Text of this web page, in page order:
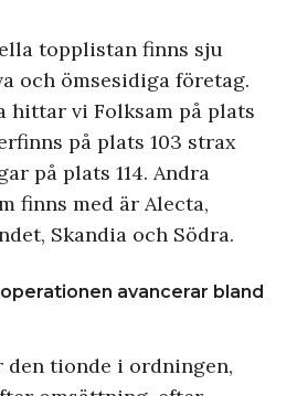
topplistan finns sju
och ömsesidiga företag.
hittar vi Folksam på plats
på plats 103 strax
på plats 114. Andra
finns med är Alecta,
Skandia och Södra.
avancerar bland
den tionde i ordningen,